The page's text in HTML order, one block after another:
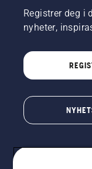
Registrer deg i
nyheter,